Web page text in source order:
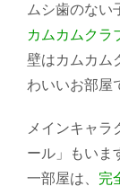
ムシ歯のない
カムカムクラ
壁はカムカム
わいいお部屋
メインキャラ
ール」もいま
一部屋は、 完